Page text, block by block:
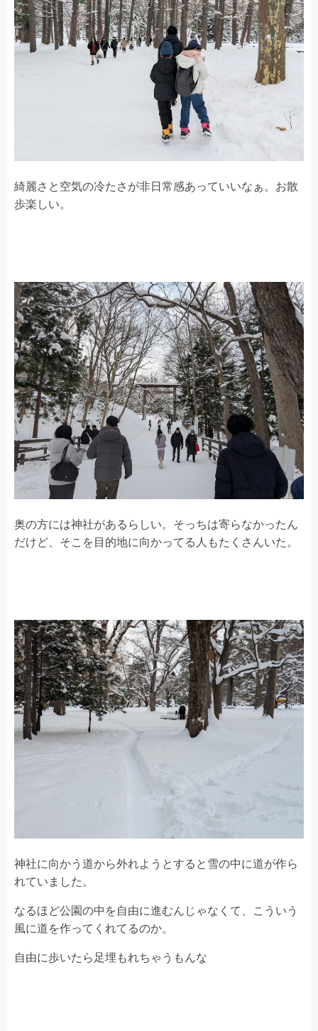
綺麗さと空気の冷たさが非日常感あっていいなぁ。お散
歩楽しい。
奥の方には神社があるらしい。そっちは寄らなかったん
だけど、そこを目的地に向かってる人もたくさんいた。
神社に向かう道から外れようとすると雪の中に道が作ら
れていました。
なるほど公園の中を自由に進むんじゃなくて、こういう
風に道を作ってくれてるのか。
自由に歩いたら足埋もれちゃうもんな